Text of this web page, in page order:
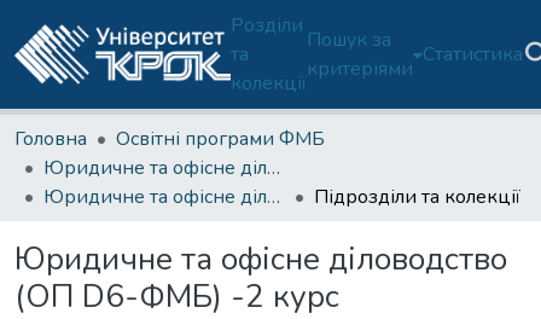
Розділи
та
колекції
Пошук за
критеріями
Статистика
Головна
Освітні програми ФМБ
Юридичне та офісне діловодство (ОП D6-ФМБ)
Юридичне та офісне діловодство (ОП D6-ФМБ) -2 курс
Підрозділи та колекції
Юридичне та офісне діловодство
(ОП D6-ФМБ) -2 курс